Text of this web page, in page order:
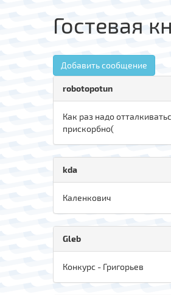
Гостевая
Добавить сообщение
robotopotun
Как раз надо
прискорбно(
kda
Каленкович
Gleb
Конкурс - Григорьев